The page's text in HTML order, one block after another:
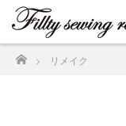
ホーム
リメイク